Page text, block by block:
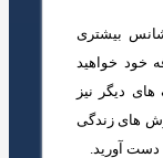
شانس بیشتری
خود خواهید
دیگر نیز
های زندگی
دست آورید.